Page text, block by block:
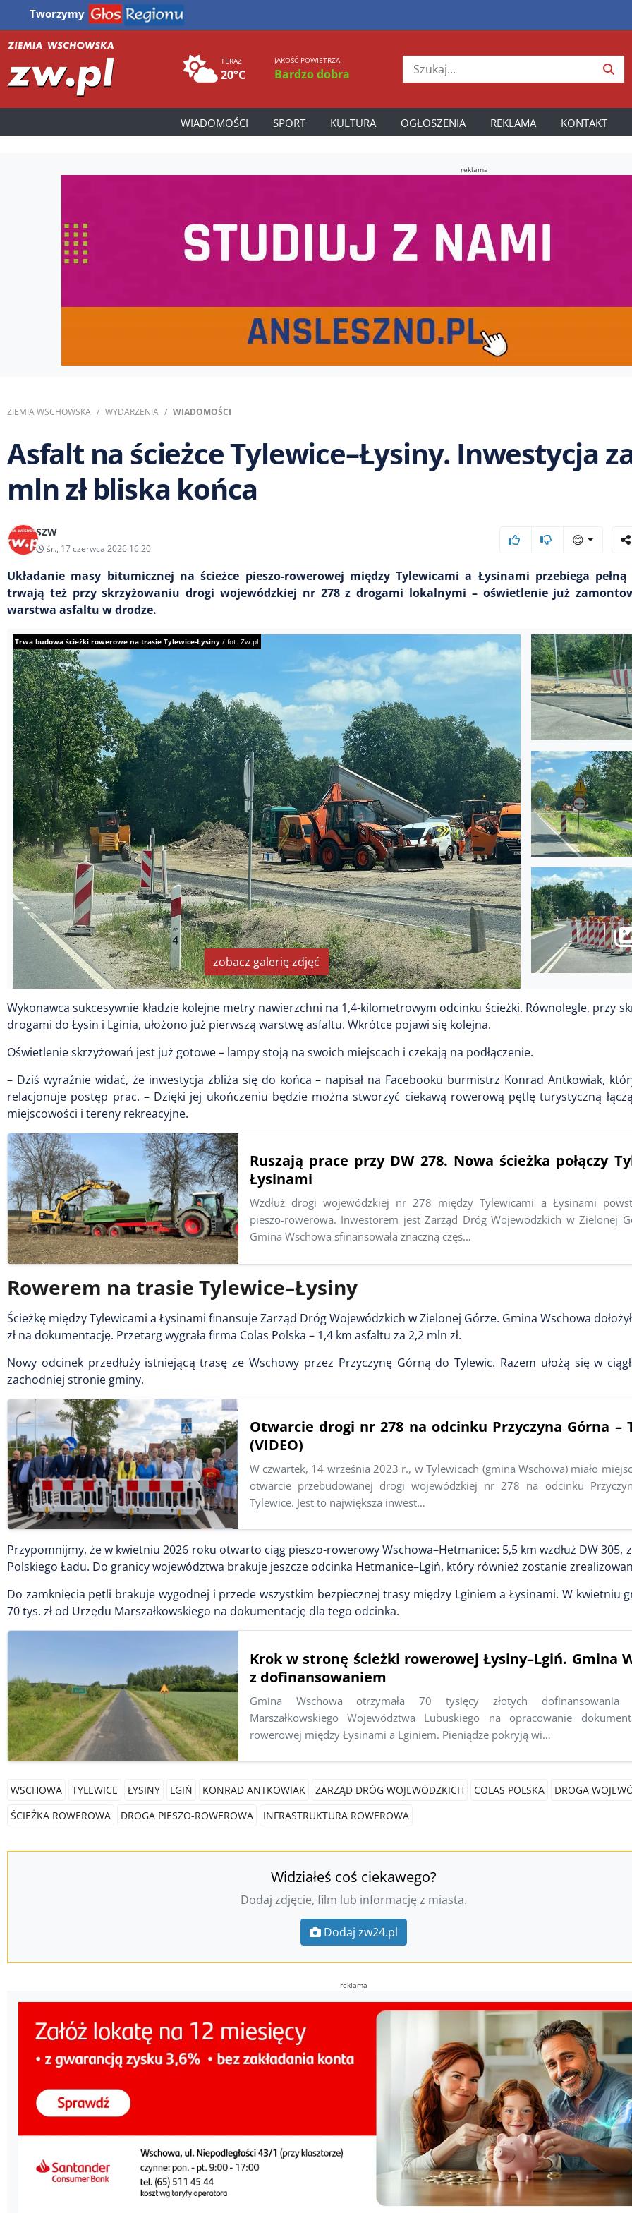
Tworzymy
TERAZ
20°C
JAKOŚĆ POWIETRZA
Bardzo dobra
WIADOMOŚCI SPORT KULTURA OGŁOSZENIA REKLAMA KONTAKT
reklama
ZIEMIA WSCHOWSKA WYDARZENIA WIADOMOŚCI
Asfalt na ścieżce Tylewice–Łysiny. Inwestycja
mln zł bliska końca
SZW
śr., 17 czerwca 2026 16:20
😊
Układanie masy bitumicznej na ścieżce pieszo-rowerowej między Tylewicami a Łysinami przebiega
trwają też przy skrzyżowaniu drogi wojewódzkiej nr 278 z drogami lokalnymi – oświetlenie już
warstwa asfaltu w drodze.
zobacz galerię zdjęć
Trwa budowa ścieżki rowerowe na trasie Tylewice-Łysiny / fot. Zw.pl
Wykonawca sukcesywnie kładzie kolejne metry nawierzchni na 1,4-kilometrowym odcinku ścieżki. Równolegle, przy
drogami do Łysin i Lginia, ułożono już pierwszą warstwę asfaltu. Wkrótce pojawi się kolejna.
Oświetlenie skrzyżowań jest już gotowe – lampy stoją na swoich miejscach i czekają na podłączenie.
– Dziś wyraźnie widać, że inwestycja zbliża się do końca – napisał na Facebooku burmistrz Konrad Antkowiak,
relacjonuje postęp prac. – Dzięki jej ukończeniu będzie można stworzyć ciekawą rowerową pętlę turystyczną
miejscowości i tereny rekreacyjne.
Ruszają prace przy DW 278. Nowa ścieżka połączy
Łysinami
Wzdłuż drogi wojewódzkiej nr 278 między Tylewicami a Łysinami
pieszo-rowerowa. Inwestorem jest Zarząd Dróg Wojewódzkich w Zielonej
Gmina Wschowa sfinansowała znaczną częś…
Rowerem na trasie Tylewice–Łysiny
Ścieżkę między Tylewicami a Łysinami finansuje Zarząd Dróg Wojewódzkich w Zielonej Górze. Gmina Wschowa
zł na dokumentację. Przetarg wygrała firma Colas Polska – 1,4 km asfaltu za 2,2 mln zł.
Nowy odcinek przedłuży istniejącą trasę ze Wschowy przez Przyczynę Górną do Tylewic. Razem ułożą się w
zachodniej stronie gminy.
Otwarcie drogi nr 278 na odcinku Przyczyna Górna –
(VIDEO)
W czwartek, 14 września 2023 r., w Tylewicach (gmina Wschowa) miało
otwarcie przebudowanej drogi wojewódzkiej nr 278 na odcinku
Tylewice. Jest to największa inwest…
Przypomnijmy, że w kwietniu 2026 roku otwarto ciąg pieszo-rowerowy Wschowa–Hetmanice: 5,5 km wzdłuż DW 305,
Polskiego Ładu. Do granicy województwa brakuje jeszcze odcinka Hetmanice–Lgiń, który również zostanie
Do zamknięcia pętli brakuje wygodnej i przede wszystkim bezpiecznej trasy między Lginiem a Łysinami. W kwietniu
70 tys. zł od Urzędu Marszałkowskiego na dokumentację dla tego odcinka.
Krok w stronę ścieżki rowerowej Łysiny–Lgiń. Gmina
z dofinansowaniem
Gmina Wschowa otrzymała 70 tysięcy złotych
Marszałkowskiego Województwa Lubuskiego na opracowanie
rowerowej między Łysinami a Lginiem. Pieniądze pokryją wi…
WSCHOWA TYLEWICE ŁYSINY LGIŃ KONRAD ANTKOWIAK ZARZĄD DRÓG WOJEWÓDZKICH COLAS POLSKA
DROGA
ŚCIEŻKA ROWEROWA
DROGA PIESZO-ROWEROWA INFRASTRUKTURA ROWEROWA
Widziałeś coś ciekawego?
Dodaj zdjęcie, film lub informację z miasta.
Dodaj zw24.pl
reklama